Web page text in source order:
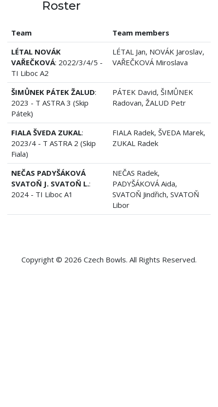
Roster
Team
Team members
LÉTAL NOVÁK
VAŘEČKOVÁ: 2022/3/4/5 -
TI Liboc A2
LÉTAL Jan, NOVÁK Jaroslav,
VAŘEČKOVÁ Miroslava
ŠIMŮNEK PÁTEK ŽALUD:
2023 - T ASTRA 3 (Skip
Pátek)
PÁTEK David, ŠIMŮNEK
Radovan, ŽALUD Petr
FIALA ŠVEDA ZUKAL:
2023/4 - T ASTRA 2 (Skip
Fiala)
FIALA Radek, ŠVEDA Marek,
ZUKAL Radek
NEČAS PADYŠÁKOVÁ
SVATOŇ J. SVATOŇ L.:
2024 - TI Liboc A1
NEČAS Radek,
PADYŠÁKOVÁ Aida,
SVATOŇ Jindřich, SVATOŇ
Libor
Copyright © 2026 Czech Bowls. All Rights Reserved.